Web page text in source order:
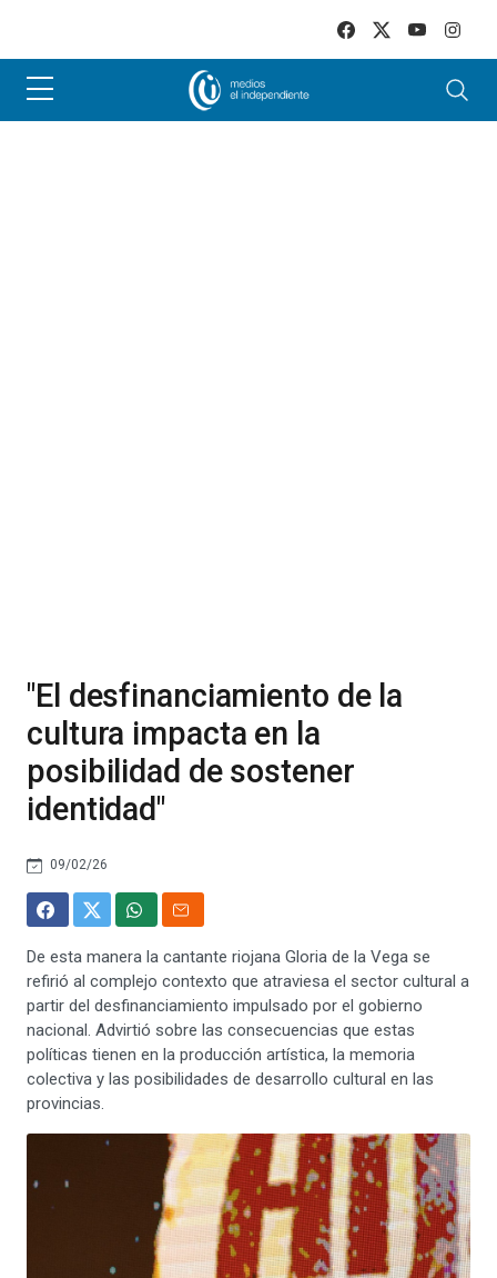
"El desfinanciamiento de la
cultura impacta en la
posibilidad de sostener
identidad"
09/02/26
De esta manera la cantante riojana Gloria de la Vega se
refirió al complejo contexto que atraviesa el sector cultural a
partir del desfinanciamiento impulsado por el gobierno
nacional. Advirtió sobre las consecuencias que estas
políticas tienen en la producción artística, la memoria
colectiva y las posibilidades de desarrollo cultural en las
provincias.